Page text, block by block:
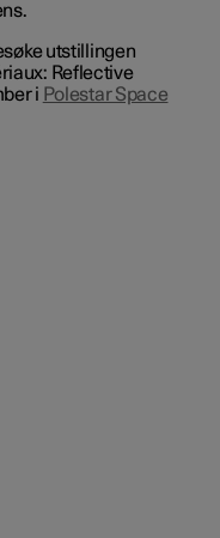
utstillingen
Reflective
i Polestar Space